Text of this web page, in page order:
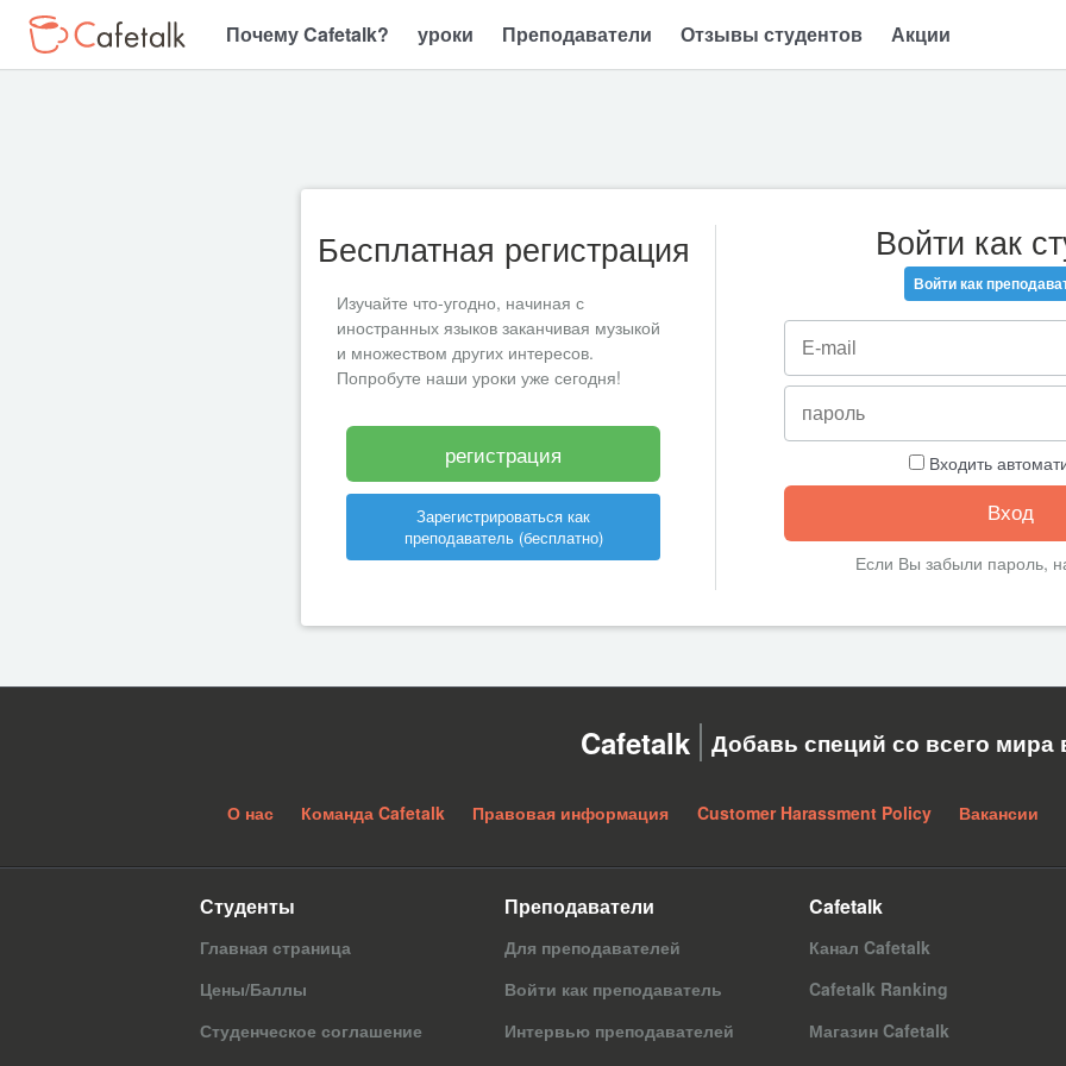
Почему Cafetalk? уроки Преподаватели Отзывы студентов Акции
Войти как
Войти как
Входить
Если Вы забыли пароль,
Бесплатная регистрация
Изучайте что-угодно, начиная с
иностранных языков заканчивая музыкой
и множеством других интересов.
Попробуте наши уроки уже сегодня!
регистрация
Зарегистрироваться как
преподаватель (бесплатно)
Cafetalk Добавь специй со всего мира
О нас Команда Cafetalk Правовая информация Customer Harassment Policy Вакансии
Студенты
Главная страница
Цены/Баллы
Студенческое соглашение
Преподаватели
Для преподавателей
Войти как преподаватель
Интервью преподавателей
Cafetalk
Канал Cafetalk
Cafetalk Ranking
Магазин Cafetalk